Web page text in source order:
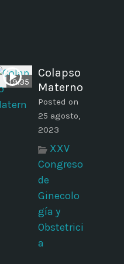
19:35
Colapso
Materno
Posted on
25 agosto,
2023
XXV
Congreso
de
Ginecolo
gía y
Obstetrici
a